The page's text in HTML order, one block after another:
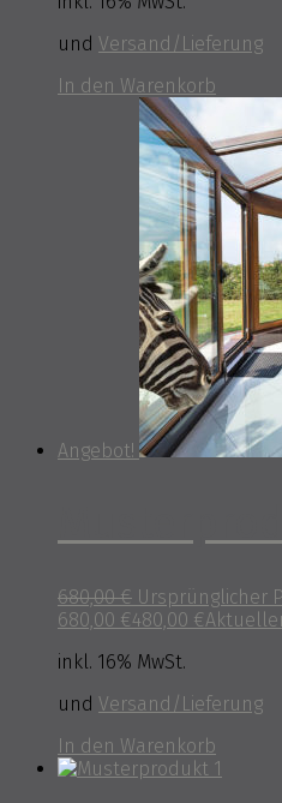
und Versand/Lieferung
In den Warenkorb
Angebot!
680,00€ Ursprünglicher
680,00 €480,00 €
inkl. 16% MwSt.
und Versand/Lieferung
In den Warenkorb